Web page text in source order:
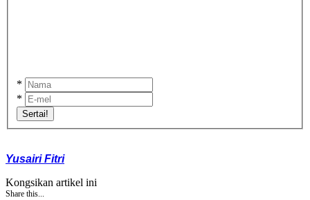
*
*
Sertai!
Yusairi Fitri
Kongsikan artikel ini
Share this...